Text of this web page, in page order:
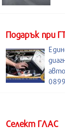
Подарък при
Селект ГЛАС